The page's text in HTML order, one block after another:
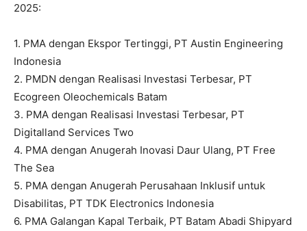
2025:
1. PMA dengan Ekspor Tertinggi, PT Austin Engineering
Indonesia
2. PMDN dengan Realisasi Investasi Terbesar, PT
Ecogreen Oleochemicals Batam
3. PMA dengan Realisasi Investasi Terbesar, PT
Digitalland Services Two
4. PMA dengan Anugerah Inovasi Daur Ulang, PT Free
The Sea
5. PMA dengan Anugerah Perusahaan Inklusif untuk
Disabilitas, PT TDK Electronics Indonesia
6. PMA Galangan Kapal Terbaik, PT Batam Abadi Shipyard